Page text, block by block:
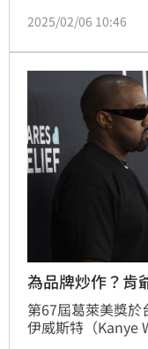
安卡先在紅毯上突
《浮華世界》緊急
場，不過美國媒體
典禮，直奔私人派
2025/02/06 10:46
為品牌炒作？肯
第67屆葛萊美獎
伊威斯特（Kanye